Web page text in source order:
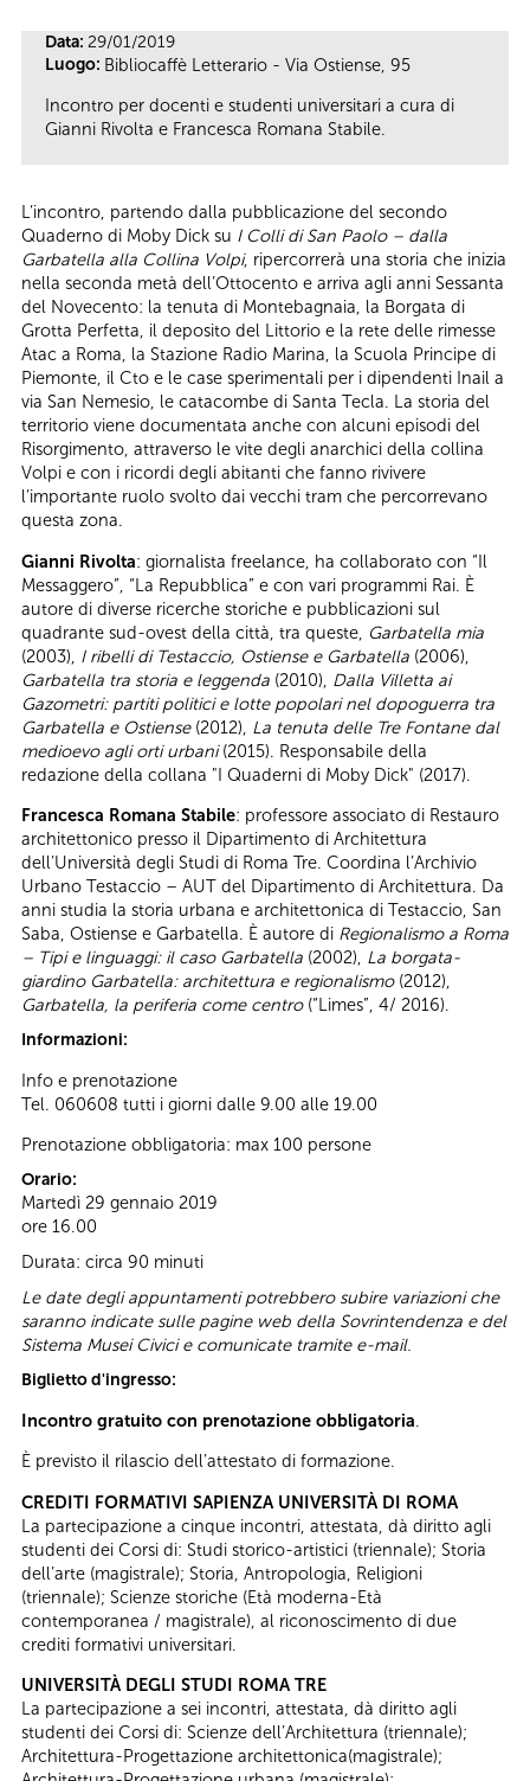
Data: 29/01/2019
Luogo: Bibliocaffè Letterario - Via Ostiense, 95
Incontro per docenti e studenti universitari a cura di
Gianni Rivolta e Francesca Romana Stabile.
L’incontro, partendo dalla pubblicazione del secondo
Quaderno di Moby Dick su I Colli di San Paolo – dalla
Garbatella alla Collina Volpi, ripercorrerà una storia che inizia
nella seconda metà dell’Ottocento e arriva agli anni Sessanta
del Novecento: la tenuta di Montebagnaia, la Borgata di
Grotta Perfetta, il deposito del Littorio e la rete delle rimesse
Atac a Roma, la Stazione Radio Marina, la Scuola Principe di
Piemonte, il Cto e le case sperimentali per i dipendenti Inail a
via San Nemesio, le catacombe di Santa Tecla. La storia del
territorio viene documentata anche con alcuni episodi del
Risorgimento, attraverso le vite degli anarchici della collina
Volpi e con i ricordi degli abitanti che fanno rivivere
l’importante ruolo svolto dai vecchi tram che percorrevano
questa zona.
Gianni Rivolta: giornalista freelance, ha collaborato con “Il
Messaggero”, “La Repubblica” e con vari programmi Rai. È
autore di diverse ricerche storiche e pubblicazioni sul
quadrante sud-ovest della città, tra queste, Garbatella mia
(2003), I ribelli di Testaccio, Ostiense e Garbatella (2006),
Garbatella tra storia e leggenda (2010), Dalla Villetta ai
Gazometri: partiti politici e lotte popolari nel dopoguerra tra
Garbatella e Ostiense(2012), La tenuta delle Tre Fontane dal
medioevo agli orti urbani(2015). Responsabile della
redazione della collana "I Quaderni di Moby Dick" (2017).
Francesca Romana Stabile: professore associato di Restauro
architettonico presso il Dipartimento di Architettura
dell’Università degli Studi di Roma Tre. Coordina l’Archivio
Urbano Testaccio – AUT del Dipartimento di Architettura. Da
anni studia la storia urbana e architettonica di Testaccio, San
Saba, Ostiense e Garbatella. È autore di Regionalismo a Roma
– Tipi e linguaggi: il caso Garbatella (2002), La borgata-
giardino Garbatella: architettura e regionalismo(2012),
Garbatella, la periferia come centro(“Limes”, 4/ 2016).
Informazioni:
Info e prenotazione
Tel. 060608 tutti i giorni dalle 9.00 alle 19.00
Prenotazione obbligatoria: max 100 persone
Orario:
Martedì 29 gennaio 2019
ore 16.00
Durata: circa 90 minuti
Le date degli appuntamenti potrebbero subire variazioni che
saranno indicate sulle pagine web della Sovrintendenza e del
Sistema Musei Civici e comunicate tramite e-mail.
Biglietto d'ingresso:
Incontro gratuito con prenotazione obbligatoria.
È previsto il rilascio dell’attestato di formazione.
CREDITI FORMATIVI SAPIENZA UNIVERSITÀ DI ROMA
La partecipazione a cinque incontri, attestata, dà diritto agli
studenti dei Corsi di: Studi storico-artistici (triennale); Storia
dell’arte (magistrale); Storia, Antropologia, Religioni
(triennale); Scienze storiche (Età moderna-Età
contemporanea / magistrale), al riconoscimento di due
crediti formativi universitari.
UNIVERSITÀ DEGLI STUDI ROMA TRE
La partecipazione a sei incontri, attestata, dà diritto agli
studenti dei Corsi di: Scienze dell’Architettura (triennale);
Architettura-Progettazione architettonica(magistrale);